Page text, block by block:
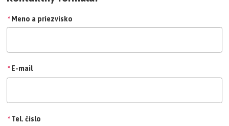
* Meno a priezvisko
* E-mail
* Tel. čislo